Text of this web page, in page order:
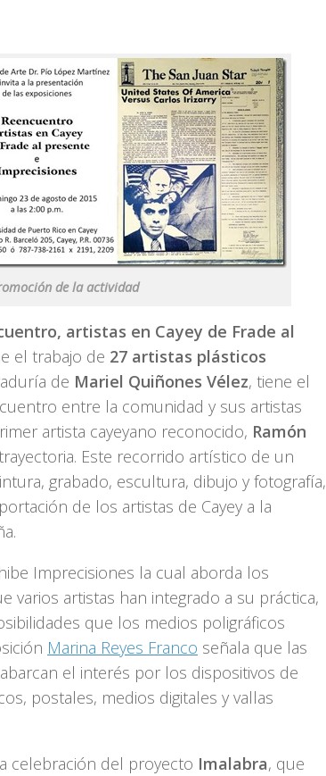
de la actividad
artistas en Cayey de Frade al
el trabajo de 27 artistas plásticos
de Mariel Quiñones Vélez, tiene el
entre la comunidad y sus artistas
artista cayeyano reconocido, Ramón
Este recorrido artístico de un
grabado, escultura, dibujo y fotografía,
de los artistas de Cayey a la
Imprecisiones la cual aborda los
varios artistas han integrado a su práctica,
que los medios poligráficos
Marina Reyes Franco señala que las
el interés por los dispositivos de
postales, medios digitales y vallas
celebración del proyecto Imalabra, que